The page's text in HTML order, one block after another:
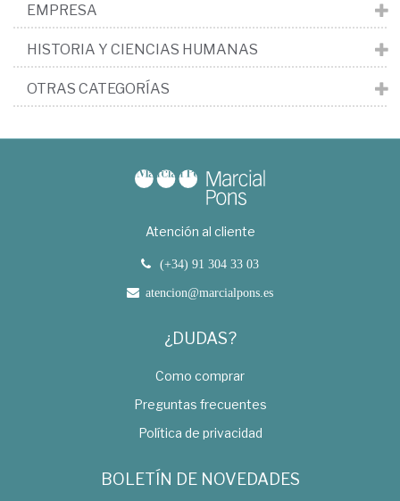
EMPRESA
HISTORIA Y CIENCIAS HUMANAS
OTRAS CATEGORÍAS
Atención al cliente
(+34) 91 304 33 03
atencion@marcialpons.es
¿DUDAS?
Como comprar
Preguntas frecuentes
Política de privacidad
BOLETÍN DE NOVEDADES